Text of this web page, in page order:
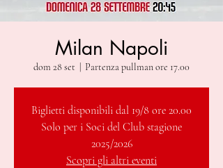
Milan Napoli
dom 28 set Partenza pullman ore 17.00
Biglietti disponibili dal 19/8 ore 20.00
Solo per i Soci del Club stagione
2025/2026
Scopri gli altri eventi